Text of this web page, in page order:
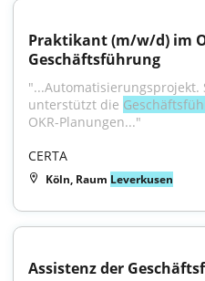
Praktikant (m/w/d) im
Geschäftsführung
unterstützt die
OKR-Planungen..."
CERTA
Köln, Raum Leverkusen
Assistenz der